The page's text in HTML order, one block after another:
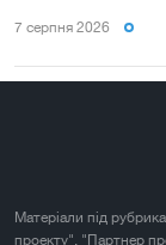
7 серпня 2026
Матеріали під
проекту", "Партнер